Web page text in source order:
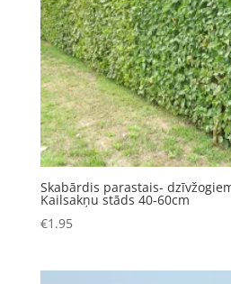
Skabārdis parastais-
Kailsakņu stāds 40-60cm
€1.95